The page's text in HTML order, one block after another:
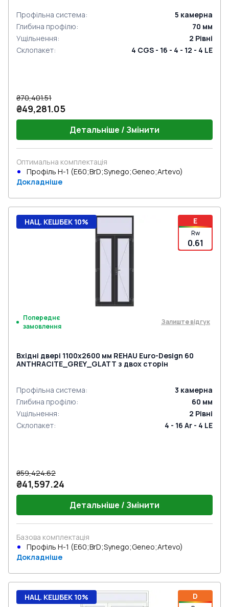
Профільна система: 5 камерна
Глибина профілю: 70 мм
Ущільнення: 2 Рівні
Склопакет: 4 CGS - 16 - 4 - 12 - 4 LE
₴70,401.51
₴49,281.05
Детальніше / Змінити
Оптимальна комплектація
Профіль Н-1 (E60;BrD;Synego;Geneo;Artevo)
Докладніше
E
Rw
0.61
НАЦ. КЕШБЕК 10%
Попереднє
замовлення
Залиште відгук
Вхідні двері 1100x2600 мм REHAU Euro-Design 60
ANTHRACITE_GREY_GLATT з двох сторін
Профільна система: 3 камерна
Глибина профілю: 60 мм
Ущільнення: 2 Рівні
Склопакет: 4 - 16 Ar - 4 LE
₴59,424.62
₴41,597.24
Детальніше / Змінити
Базова комплектація
Профіль Н-1 (E60;BrD;Synego;Geneo;Artevo)
Докладніше
D
НАЦ. КЕШБЕК 10%